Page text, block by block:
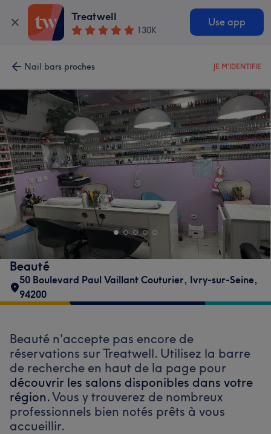
Treatwell
130K
Use app
Nail bars proches JE M'IDENTIFIE
Beauté
50 Boulevard Paul Vaillant Couturier, Ivry-sur-Seine,
94200
Beauté n'accepte pas encore de
réservations sur Treatwell. Utilisez la barre
de recherche en haut de la page pour
découvrir les salons disponibles dans votre
région.Vous y trouverez de nombreux
professionnels bien notés prêts à vous
accueillir.